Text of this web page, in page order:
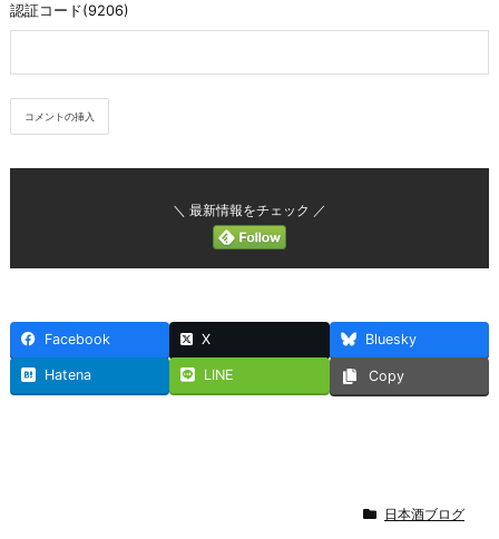
認証コード(9206)
＼ 最新情報をチェック ／
Facebook X Bluesky
Hatena LINE Copy
日本酒ブログ